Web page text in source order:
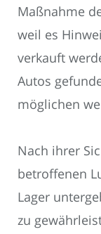
Maßnahme
weil es
verkauft
Autos
möglichen
Nach ihrer
betroffenen
Lager
zu